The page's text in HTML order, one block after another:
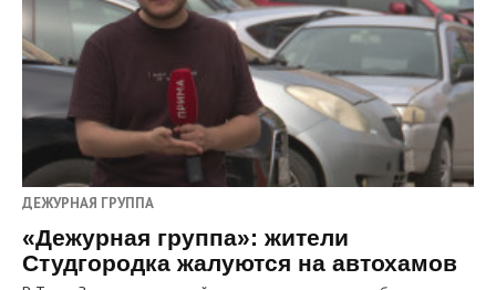
ДЕЖУРНАЯ ГРУППА
«Дежурная группа»: жители
Студгородка жалуются на автохамов